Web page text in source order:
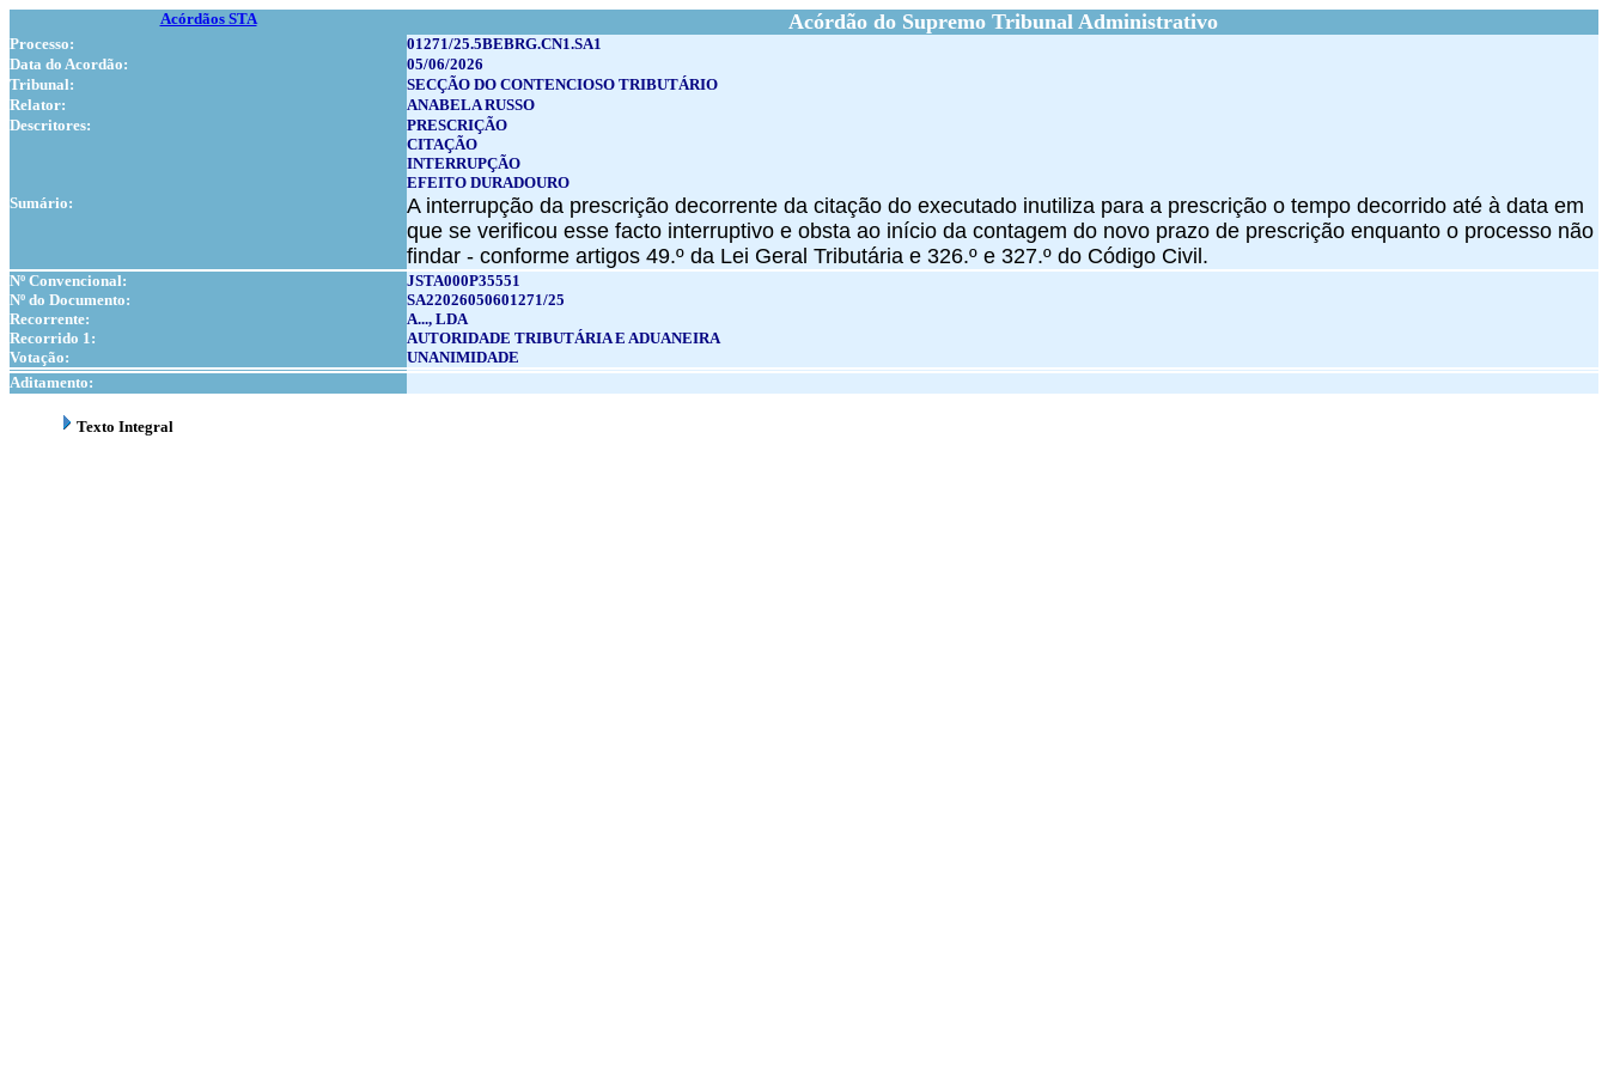
Acórdãos STA Acórdão do Supremo Tribunal Administrativo
Processo:
01271/25.5BEBRG.CN1.SA1
Data do Acordão:
05/06/2026
Tribunal:
SECÇÃO DO CONTENCIOSO TRIBUTÁRIO
Relator:
ANABELA RUSSO
Descritores:
PRESCRIÇÃO
CITAÇÃO
INTERRUPÇÃO
EFEITO DURADOURO
Sumário:
A interrupção da prescrição decorrente da citação do executado inutiliza para a prescrição o tempo decorrido até à data em
que se verificou esse facto interruptivo e obsta ao início da contagem do novo prazo de prescrição enquanto o processo não
findar - conforme artigos 49.º da Lei Geral Tributária e 326.º e 327.º do Código Civil.
Nº Convencional:
JSTA000P35551
Nº do Documento:
SA22026050601271/25
Recorrente:
A..., LDA
Recorrido 1:
AUTORIDADE TRIBUTÁRIA E ADUANEIRA
Votação:
UNANIMIDADE
Aditamento:
Texto Integral